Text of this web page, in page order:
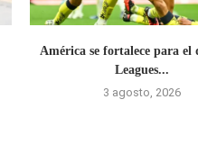
América se fortalece para el
Leagues...
3 agosto, 2026